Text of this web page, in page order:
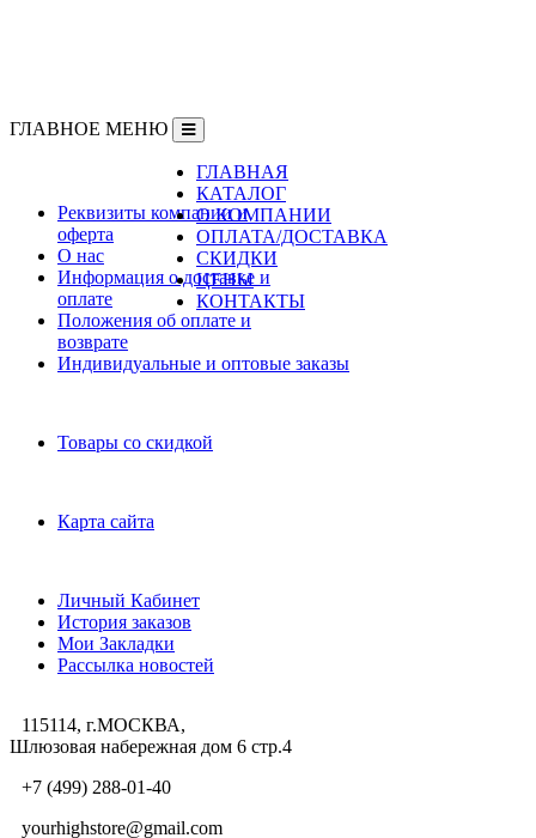
ГЛАВНОЕ МЕНЮ
ГЛАВНАЯ
КАТАЛОГ
О КОМПАНИИ
ОПЛАТА/ДОСТАВКА
СКИДКИ
ЦЕНЫ
КОНТАКТЫ
Реквизиты компании и
оферта
О нас
Информация о доставке и
оплате
Положения об оплате и
возврате
Индивидуальные и оптовые заказы
Товары со скидкой
Карта сайта
Личный Кабинет
История заказов
Мои Закладки
Рассылка новостей
115114, г.МОСКВА,
Шлюзовая набережная дом 6 стр.4
+7 (499) 288-01-40
yourhighstore@gmail.com